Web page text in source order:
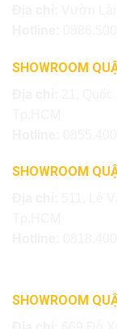
SHOWROOM
SHOWROOM
SHOWROOM